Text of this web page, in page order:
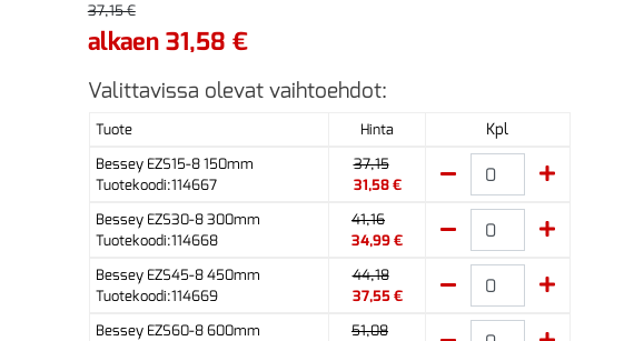
37,15 €
alkaen 31,58 €
Valittavissa olevat vaihtoehdot:
Tuote Hinta Kpl
Bessey EZS15-8 150mm
Tuotekoodi:114667
37,15
31,58 €
Bessey EZS30-8 300mm
Tuotekoodi:114668
41,16
34,99 €
Bessey EZS45-8 450mm
Tuotekoodi:114669
44,18
37,55 €
Bessey EZS60-8 600mm
51,08